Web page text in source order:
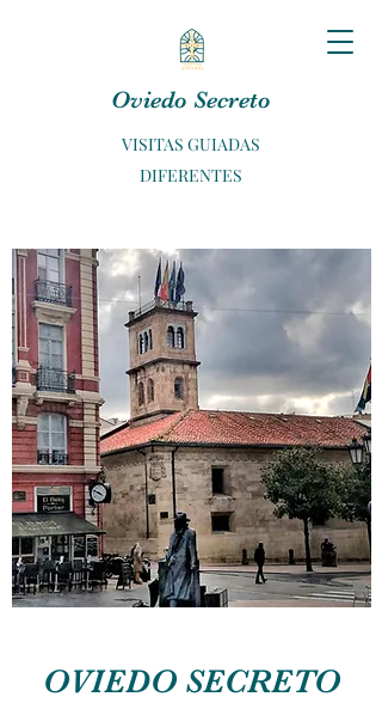
Oviedo Secreto
VISITAS GUIADAS
DIFERENTES
OVIEDO SECRETO